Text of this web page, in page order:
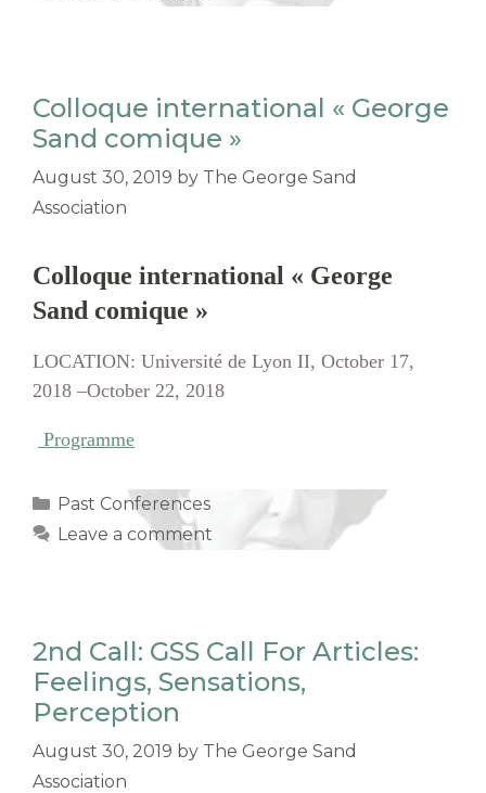
Colloque international « George
Sand comique »
August 30, 2019 by The George Sand
Association
Colloque international « George
Sand comique »
LOCATION: Université de Lyon II, October 17,
2018 –October 22, 2018
Programme
Categories
Past Conferences
Leave a comment
2nd Call: GSS Call For Articles:
Feelings, Sensations,
Perception
August 30, 2019 by The George Sand
Association